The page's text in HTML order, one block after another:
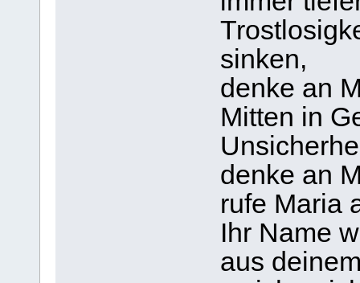
sinken,
denke an
Mitten in
denke an
rufe Maria
Ihr Name
aus